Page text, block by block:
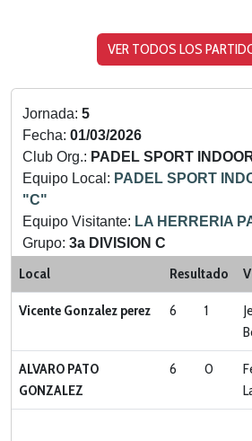
VER TODOS LOS
Jornada: 5
Fecha: 01/03/2026
Club Org.: PADEL SPORT
Equipo Local: PADEL SPORT
"C"
Equipo Visitante: LA HERRERIA
Grupo: 3a DIVISION C
Categoria:
LIGA ZONA SUR
Local Resultado
Vicente Gonzalez perez 6 1
ALVARO PATO
GONZALEZ
6 0